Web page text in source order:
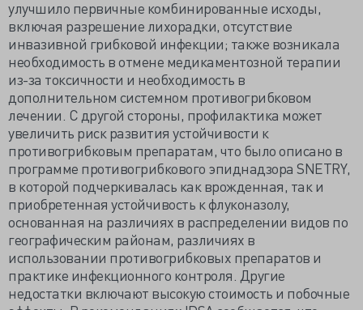
улучшило первичные комбинированные исходы,
включая разрешение лихорадки, отсутствие
инвазивной грибковой инфекции; также возникала
необходимость в отмене медикаментозной терапии
из-за токсичности и необходимость в
дополнительном системном противогрибковом
лечении. С другой стороны, профилактика может
увеличить риск развития устойчивости к
противогрибковым препаратам, что было описано в
программе противогрибкового эпиднадзора SNETRY,
в которой подчеркивалась как врожденная, так и
приобретенная устойчивость к флуконазолу,
основанная на различиях в распределении видов по
географическим районам, различиях в
использовании противогрибковых препаратов и
практике инфекционного контроля. Другие
недостатки включают высокую стоимость и побочные